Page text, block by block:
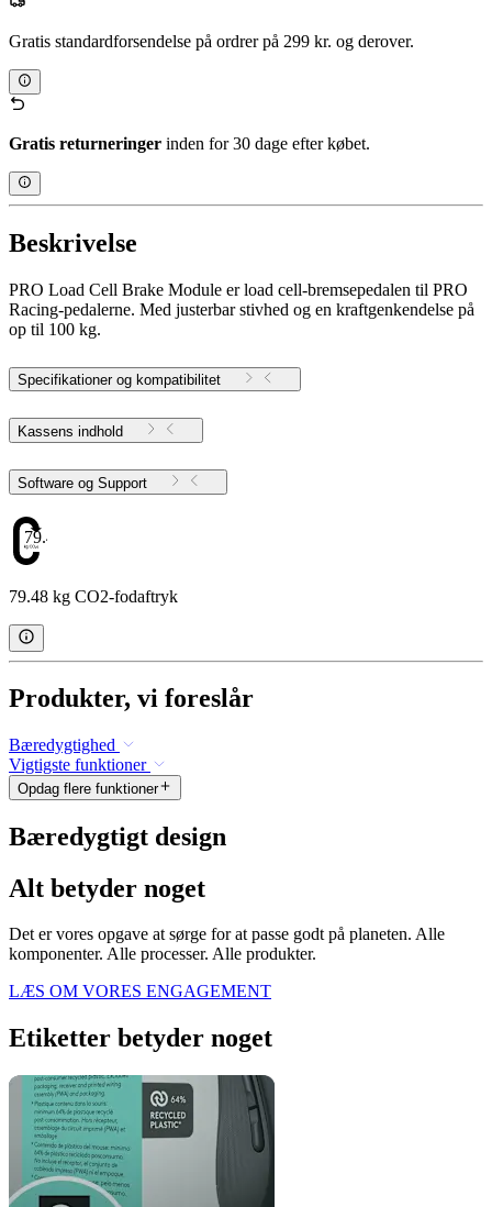
Gratis standardforsendelse på ordrer på 299 kr. og derover.
Gratis returneringer inden for 30 dage efter købet.
Beskrivelse
PRO Load Cell Brake Module er load cell-bremsepedalen til PRO
Racing-pedalerne. Med justerbar stivhed og en kraftgenkendelse på
op til 100 kg.
Specifikationer og kompatibilitet
Kassens indhold
Software og Support
79.48
79.48 kg CO2-fodaftryk
Produkter, vi foreslår
Bæredygtighed
Vigtigste funktioner
Opdag flere funktioner
Bæredygtigt design
Alt betyder noget
Det er vores opgave at sørge for at passe godt på planeten. Alle
komponenter. Alle processer. Alle produkter.
LÆS OM VORES ENGAGEMENT
Etiketter betyder noget